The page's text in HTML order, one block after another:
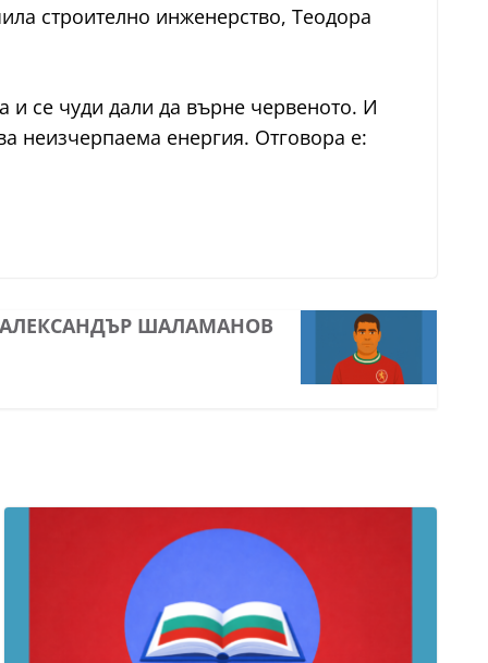
строително инженерство, Теодора
и се чуди дали да върне червеното. И
неизчерпаема енергия. Отговора е:
АЛЕКСАНДЪР ШАЛАМАНОВ